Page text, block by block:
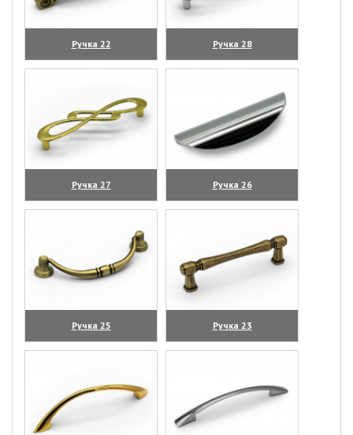
Ручка 22
(увеличить)
Ручка 28
(увеличить)
Ручка 27
(увеличить)
Ручка 26
(увеличить)
Ручка 25
(увеличить)
Ручка 23
(увеличить)